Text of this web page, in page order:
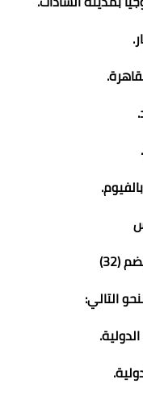
(32)
التالي: